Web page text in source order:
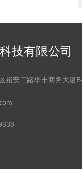
技有限公司
裕安二路华丰商务大厦